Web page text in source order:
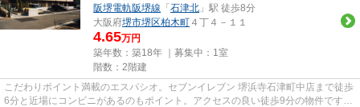
阪堺電軌阪堺線 「 石津北 」駅 徒歩8分
大阪府堺市堺区柏木町 ４丁４－１１
4.65万円
築年数：築18年 ｜募集中： 1室
階数：2階建
こだわりポイント満載のエスパシオ。セブンイレブン 堺浜寺石津町中店まで徒歩
6分と近場にコンビニがあるのもポイント。アクセスの良い徒歩9分の物件です。